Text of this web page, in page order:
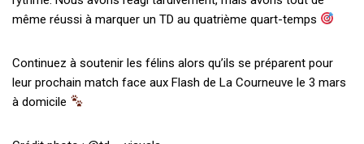
même réussi à marquer un TD au quatrième quart-temps
Continuez à soutenir les félins alors qu’ils se préparent pour
leur prochain match face aux Flash de La Courneuve le 3 mars
à domicile